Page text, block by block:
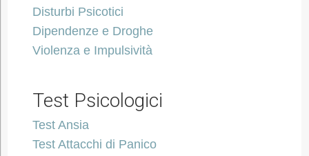
Disturbi Psicotici
Dipendenze e Droghe
Violenza e Impulsività
Test Psicologici
Test Ansia
Test Attacchi di Panico